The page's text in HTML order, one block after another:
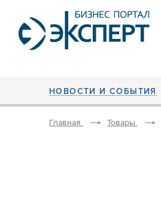
НОВОСТИ И СОБЫТИЯ
Главная Товары